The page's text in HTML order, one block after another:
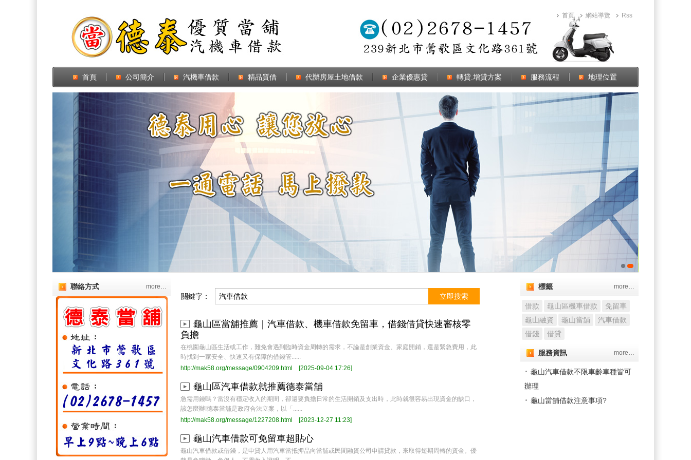
首頁 網站導覽 Rss
首頁 公司簡介 汽機車借款 精品質借 代辦房屋土地借款 企業優惠貸 轉貸.增貸方案 服務流程 地理位置
聯絡方式 more…
關鍵字：
龜山區當舖推薦｜汽車借款、機車借款免留車，借錢借貸快速審核零
負擔
在桃園龜山區生活或工作，難免會遇到臨時資金周轉的需求，不論是創業資金、家庭開銷，還是緊急費用，此
時找到一家安全、快速又有保障的借錢管......
http://mak58.org/message/0904209.html
[2025-09-04 17:26]
龜山區汽車借款就推薦德泰當舖
急需用錢嗎？當沒有穩定收入的期間，卻還要負擔日常的生活開銷及支出時，此時就很容易出現資金的缺口，
該怎麼辦!德泰當舖是政府合法立案，以「......
http://mak58.org/message/1227208.html
[2023-12-27 11:23]
龜山汽車借款可免留車超貼心
龜山汽車借款或借錢，是申貸人用汽車當抵押品向當舖或民間融資公司申請貸款，來取得短期周轉的資金。優
標籤 more…
借款 龜山區機車借款
免留車
龜山融資
龜山當舖
汽車借款
借錢
借貸
服務資訊 more…
龜山汽車借款不限車齡車種皆可
辦理
龜山當舖借款注意事項?